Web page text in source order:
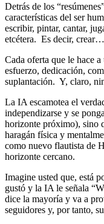
Detrás de los
características del ser
escribir, pintar, cantar,
etcétera. Es decir,
Cada oferta que le hace
esfuerzo, dedicación,
suplantación. Y, claro,
La IA escamotea el
independizarse y se
horizonte próximo), sino
haragán física y
como nuevo flautista de
horizonte cercano.
Imagine usted que, está
gustó y la IA le señala
dice la mayoría y va a
seguidores y, por tanto,